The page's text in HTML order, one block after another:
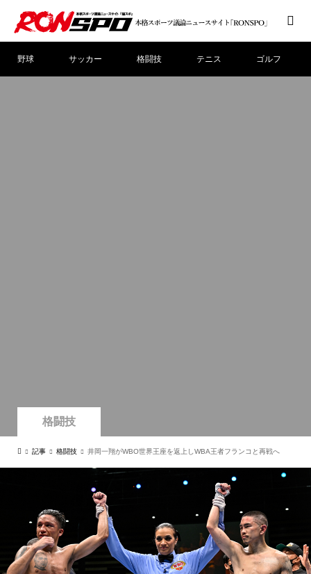
野球 サッカー 格闘技 テニス ゴルフ
格闘技
記事 格闘技 井岡一翔がWBO世界王座を返上しWBA王者フランコと再戦へ